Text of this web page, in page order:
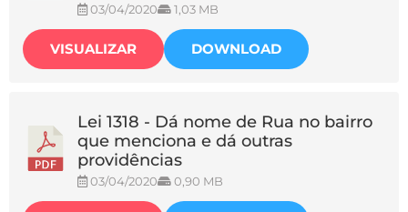
03/04/2020 1,03 MB
VISUALIZAR DOWNLOAD
Lei 1318 - Dá nome de Rua no bairro
que menciona e dá outras
providências
03/04/2020 0,90 MB